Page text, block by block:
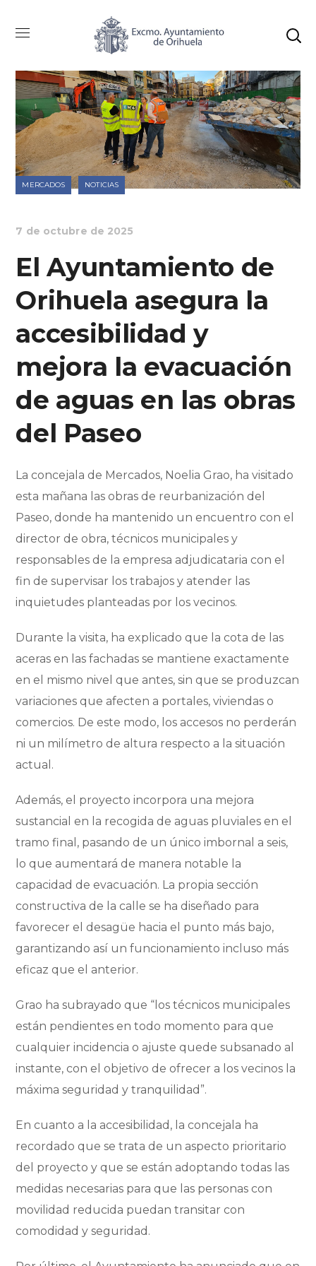
MERCADOS NOTICIAS
7 de octubre de 2025
El Ayuntamiento de
Orihuela asegura la
accesibilidad y
mejora la evacuación
de aguas en las obras
del Paseo
La concejala de Mercados, Noelia Grao, ha visitado
esta mañana las obras de reurbanización del
Paseo, donde ha mantenido un encuentro con el
director de obra, técnicos municipales y
responsables de la empresa adjudicataria con el
fin de supervisar los trabajos y atender las
inquietudes planteadas por los vecinos.
Durante la visita, ha explicado que la cota de las
aceras en las fachadas se mantiene exactamente
en el mismo nivel que antes, sin que se produzcan
variaciones que afecten a portales, viviendas o
comercios. De este modo, los accesos no perderán
ni un milímetro de altura respecto a la situación
actual.
Además, el proyecto incorpora una mejora
sustancial en la recogida de aguas pluviales en el
tramo final, pasando de un único imbornal a seis,
lo que aumentará de manera notable la
capacidad de evacuación. La propia sección
constructiva de la calle se ha diseñado para
favorecer el desagüe hacia el punto más bajo,
garantizando así un funcionamiento incluso más
eficaz que el anterior.
Grao ha subrayado que “los técnicos municipales
están pendientes en todo momento para que
cualquier incidencia o ajuste quede subsanado al
instante, con el objetivo de ofrecer a los vecinos la
máxima seguridad y tranquilidad”.
En cuanto a la accesibilidad, la concejala ha
recordado que se trata de un aspecto prioritario
del proyecto y que se están adoptando todas las
medidas necesarias para que las personas con
movilidad reducida puedan transitar con
comodidad y seguridad.